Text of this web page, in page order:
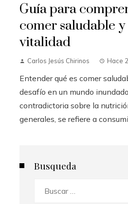
Guía para
comer saludable
vitalidad
Carlos Jesús Chirinos Hace
Entender qué es comer
desafío en un mundo
contradictoria sobre la
generales, se refiere a
Busqueda